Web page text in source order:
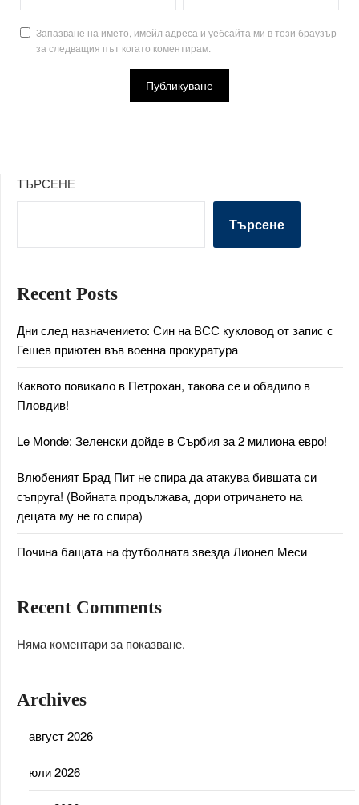
Запазване на името, имейл адреса и уебсайта ми в този браузър
за следващия път когато коментирам.
ТЪРСЕНЕ
Търсене
Recent Posts
Дни след назначението: Син на ВСС кукловод от запис с
Гешев приютен във военна прокуратура
Каквото повикало в Петрохан, такова се и обадило в
Пловдив!
Le Monde: Зеленски дойде в Сърбия за 2 милиона евро!
Влюбеният Брад Пит не спира да атакува бившата си
съпруга! (Войната продължава, дори отричането на
децата му не го спира)
Почина бащата на футболната звезда Лионел Меси
Recent Comments
Няма коментари за показване.
Archives
август 2026
юли 2026